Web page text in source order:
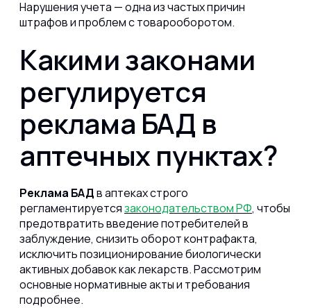
Нарушения учета — одна из частых причин
штрафов и проблем с товарооборотом.
Какими законами
регулируется
реклама БАД в
аптечных пунктах?
Реклама БАДв аптеках строго
регламентируетсязаконодательством РФ, чтобы
предотвратить введение потребителей в
заблуждение, снизить оборот контрафакта,
исключить позиционирование биологически
активных добавок как лекарств. Рассмотрим
основные нормативные акты и требования
подробнее.